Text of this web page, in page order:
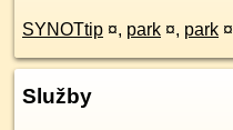
SYNOTtip ¤, park ¤, park ¤
Služby